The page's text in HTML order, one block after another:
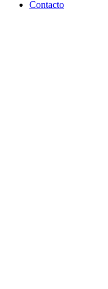
Contacto